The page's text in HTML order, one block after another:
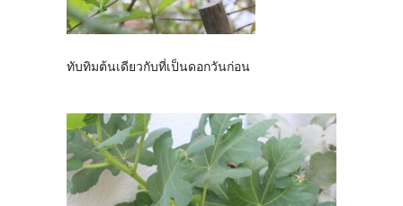
ทับทิมต้นเดียวกับที่เป็นดอกวันก่อน